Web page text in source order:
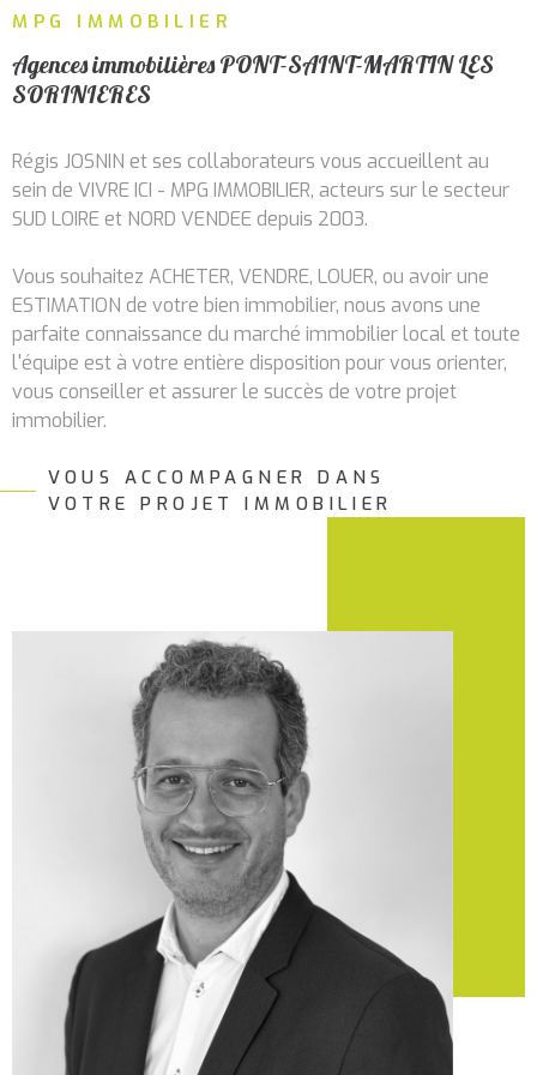
MAIL
MPG IMMOBILIER
Agences immobilières PONT-SAINT-MARTIN LES
SORINIERES
Régis JOSNIN et ses collaborateurs vous accueillent au
sein de VIVRE ICI - MPG IMMOBILIER, acteurs sur le secteur
SUD LOIRE et NORD VENDEE depuis 2003.
Vous souhaitez ACHETER, VENDRE, LOUER, ou avoir une
ESTIMATION de votre bien immobilier, nous avons une
parfaite connaissance du marché immobilier local et toute
l'équipe est à votre entière disposition pour vous orienter,
vous conseiller et assurer le succès de votre projet
immobilier.
Services immobiliers à
alentours
Réaliser une transaction
immobilière à Pont-Saint-
Vous recherchez des logements ou des
Pont-Saint-Martin? Notre agence veille à analyser vos
besoins pour vous dénicher des propositions intéressantes
et en accord avec vos besoins.
En partenariat avec d’autres professionnels du domaine,
VOUS ACCOMPAGNER DANS
VOTRE PROJET IMMOBILIER